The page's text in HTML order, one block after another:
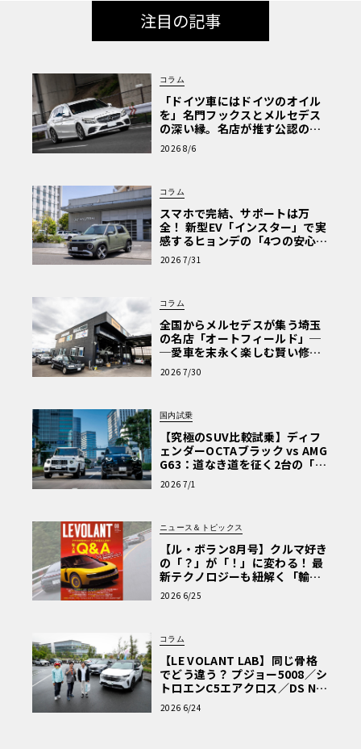
注目の記事
コラム
「ドイツ車にはドイツのオイル
を」名門フックスとメルセデス
の深い縁。名店が推す公認の安
心と、Cクラスで味わうシルキー
な走り〈PR〉
2026 8/6
コラム
スマホで完結、サポートは万
全！ 新型EV「インスター」で実
感するヒョンデの「4つの安心」
【第1回・ヒョンデ6つの疑問：
Why? Hyundai?】〈PR〉
2026 7/31
コラム
全国からメルセデスが集う埼玉
の名店「オートフィールド」─
─愛車を末永く楽しむ賢い修理
術と、プロがフックス製オイル
を選ぶ理由〈PR〉
2026 7/30
国内試乗
【究極のSUV比較試乗】ディフ
ェンダーOCTAブラック vs AMG
G63：道なき道を征く2台の「対
極的アプローチ」
2026 7/1
ニュース＆トピックス
【ル・ボラン8月号】クルマ好き
の「？」が「！」に変わる！ 最
新テクノロジーも紐解く「輸入
車Q&A」
2026 6/25
コラム
【LE VOLANT LAB】同じ骨格
でどう違う？ プジョー5008／シ
トロエンC5エアクロス／DS Nº4
読者一気乗りレポート
2026 6/24